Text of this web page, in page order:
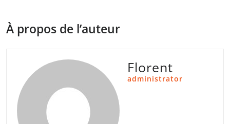
À propos de l’auteur
Florent
administrator